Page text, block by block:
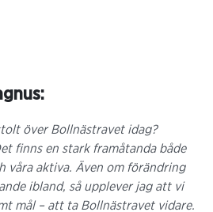
över Bollnästravet idag?
finns en stark framåtanda både
våra aktiva. Även om förändring
ibland, så upplever jag att vi
mål – att ta Bollnästravet vidare.